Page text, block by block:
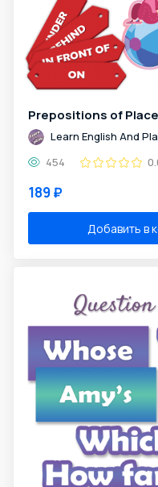
Prepositions of Place
Learn English And
454
189 ₽
Добавить в